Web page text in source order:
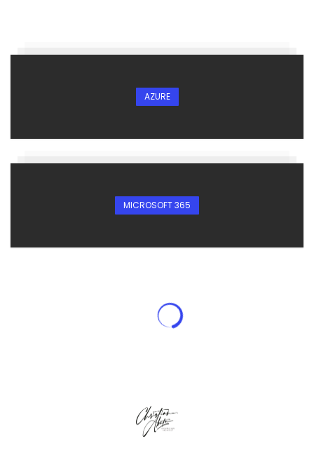
AZURE
MICROSOFT 365